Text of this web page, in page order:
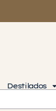
Destilados